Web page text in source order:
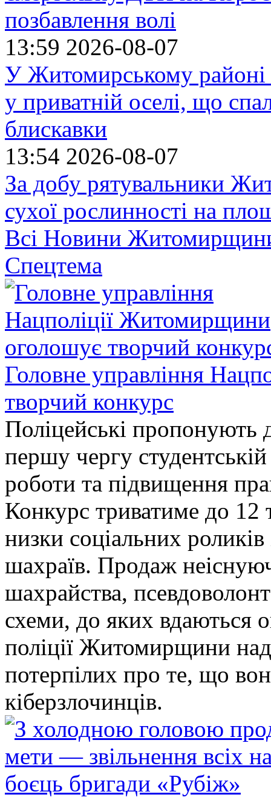
позбавлення волі
13:59 2026-08-07
У Житомирському районі
у приватній оселі, що
блискавки
13:54 2026-08-07
За добу рятувальники
сухої рослинності на
Всі Новини
Спецтема
Головне управління
творчий конкурс
Поліцейські пропонують
першу чергу
роботи та підвищення
Конкурс триватиме до 12
низки соціальних
шахраїв. Продаж
шахрайства,
схеми, до яких
поліції Житомирщини
потерпілих про те, що
кіберзлочинців.